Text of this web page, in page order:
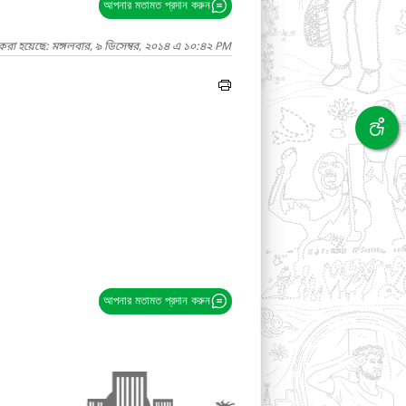
আপনার মতামত প্রদান করুন
হয়েছে: মঙ্গলবার, ৯ ডিসেম্বর, ২০১৪ এ ১০:৪২ PM
আপনার মতামত প্রদান করুন